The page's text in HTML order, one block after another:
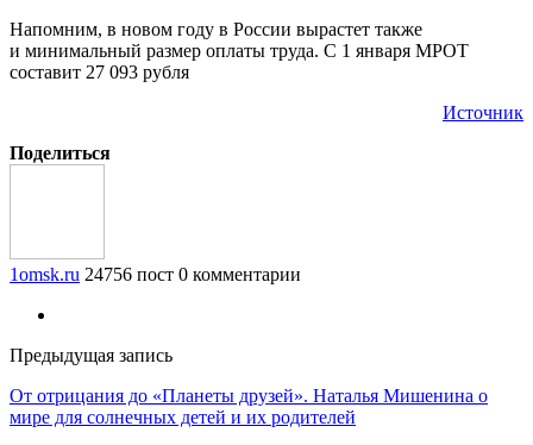
Напомним, в новом году в России вырастет также
и минимальный размер оплаты труда. С 1 января МРОТ
составит 27 093 рубля
Источник
Поделиться
1omsk.ru 24756 пост 0 комментарии
Предыдущая запись
От отрицания до «Планеты друзей». Наталья Мишенина о
мире для солнечных детей и их родителей